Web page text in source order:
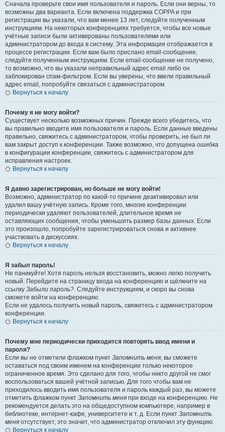
Сначала проверьте свои имя пользователя и пароль. Если они верны, то
возможны два варианта. Если включена поддержка COPPA и при
регистрации вы указали, что вам менее 13 лет, следуйте полученным
инструкциям. На некоторых конференциях требуется, чтобы все новые
учётные записи были активированы пользователями или
администратором до входа в систему. Эта информация отображается в
процессе регистрации. Если вам было прислано email-сообщение,
следуйте полученным инструкциям. Если email-сообщение не получено,
то возможно, что вы указали неправильный адрес email либо он
заблокирован спам-фильтром. Если вы уверены, что ввели правильный
адрес email, попробуйте связаться с администратором.
Вернуться к началу
Почему я не могу войти?
Существует несколько возможных причин. Прежде всего убедитесь, что
вы правильно вводите имя пользователя и пароль. Если данные введены
правильно, свяжитесь с администратором, чтобы проверить, не был ли
вам закрыт доступ к конференции. Также возможно, что допущена ошибка
в конфигурации конференции, свяжитесь с администратором для
исправления настроек.
Вернуться к началу
Я давно зарегистрирован, но больше не могу войти!
Возможно, администратор по какой-то причине деактивировал или
удалил вашу учётную запись. Кроме того, многие конференции
периодически удаляют пользователей, длительное время не
оставляющих сообщения, чтобы уменьшить размер базы данных. Если
это произошло, попробуйте зарегистрироваться снова и активнее
участвовать в дискуссиях.
Вернуться к началу
Я забыл пароль!
Не паникуйте! Хотя пароль нельзя восстановить, можно легко получить
новый. Перейдите на страницу входа на конференцию и щёлкните на
ссылку Забыли пароль?. Следуйте инструкциям, и скоро вы снова
сможете войти на конференцию.
Если не удалось получить новый пароль, свяжитесь с администратором
конференции.
Вернуться к началу
Почему мне периодически приходится повторять ввод имени и
пароля?
Если вы не отметили флажком пункт Запомнить меня, вы сможете
оставаться под своим именем на конференции только некоторое
ограниченное время. Это сделано для того, чтобы никто другой не смог
воспользоваться вашей учётной записью. Для того чтобы вам не
приходилось вводить имя пользователя и пароль каждый раз, вы можете
отметить флажком пункт Запомнить меня при входе на конференцию. Не
рекомендуется делать это на общедоступном компьютере, например в
библиотеке, интернет-кафе, университете и т. д. Если пункт Запомнить
меня отсутствует, это значит, что администратор отключил эту функцию.
Вернуться к началу